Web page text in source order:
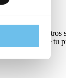
(OTA) y otros
desde tu